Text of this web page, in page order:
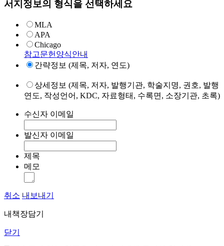
서지정보의 형식을 선택하세요
MLA
APA
Chicago
참고문헌양식안내
간략정보 (제목, 저자, 연도)
상세정보 (제목, 저자, 발행기관, 학술지명, 권호, 발행
연도, 작성언어, KDC, 자료형태, 수록면, 소장기관, 초록)
수신자 이메일
발신자 이메일
제목
메모
취소 내보내기
내책장담기
닫기